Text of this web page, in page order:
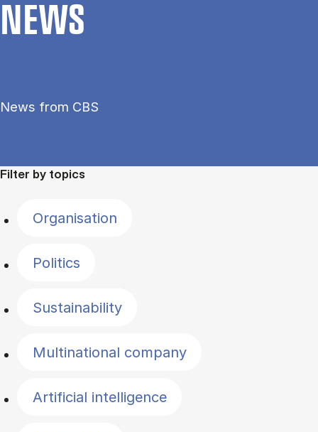
NEWS
News from CBS
Filter by topics
Organisation
Politics
Sustainability
Multinational company
Artificial intelligence